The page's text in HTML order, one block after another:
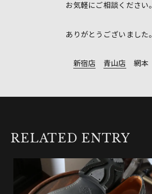
お気軽にご相談ください。
ありがとうございました。
新宿店 青山店 網本
RELATED ENTRY